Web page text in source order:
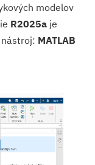
modelov
R2025a je
MATLAB